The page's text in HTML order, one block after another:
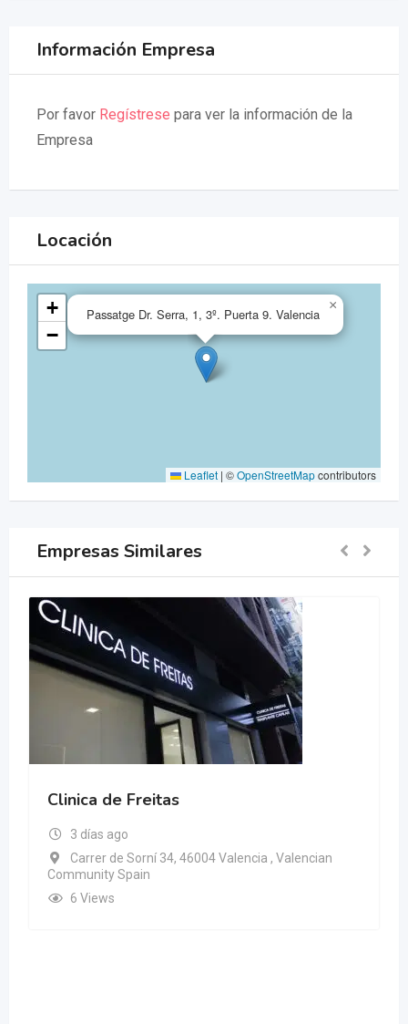
Información Empresa
Por favor Regístrese para ver la información de la
Empresa
Locación
Passatge Dr. Serra, 1, 3º. Puerta 9. Valencia
×
+
−
Leaflet | ©OpenStreetMapcontributors
Empresas Similares
Clinica de Freitas
3 días ago
Carrer de Sorní 34, 46004 Valencia , Valencian
Community Spain
6 Views